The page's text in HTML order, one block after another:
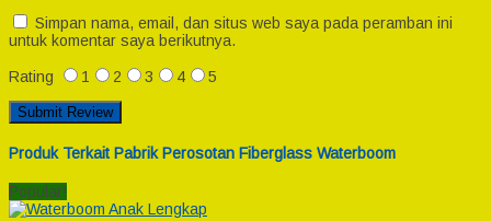
Simpan nama, email, dan situs web saya pada peramban ini
untuk komentar saya berikutnya.
Rating 1 2 3 4 5
Produk Terkait Pabrik Perosotan Fiberglass Waterboom
Popular!